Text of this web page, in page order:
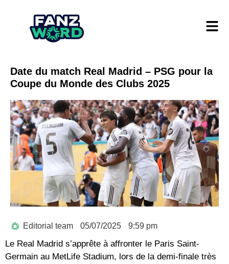
Date du match Real Madrid – PSG pour la
Coupe du Monde des Clubs 2025
Editorial team 05/07/2025 9:59 pm
Le Real Madrid s’apprête à affronter le Paris Saint-
Germain au MetLife Stadium, lors de la demi-finale très